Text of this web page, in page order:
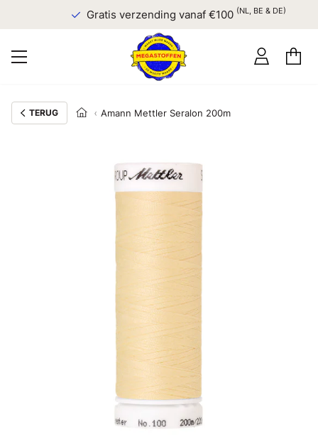
Gratis verzending vanaf €100(NL, BE & DE)
TERUG Amann Mettler Seralon 200m